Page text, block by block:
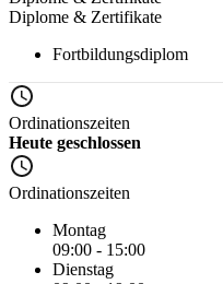
Diplome & Zertifikate
Fortbildungsdiplom
Ordinationszeiten
Heute geschlossen
Ordinationszeiten
Montag
09:00 - 15:00
Dienstag